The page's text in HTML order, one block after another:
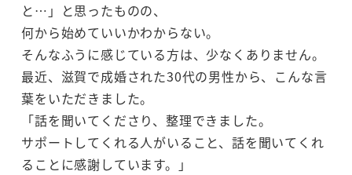
と…」と思ったものの、
何から始めていいかわからない。
そんなふうに感じている方は、少なくありません。
最近、滋賀で成婚された30代の男性から、こんな言
葉をいただきました。
「話を聞いてくださり、整理できました。
サポートしてくれる人がいること、話を聞いてくれ
ることに感謝しています。」